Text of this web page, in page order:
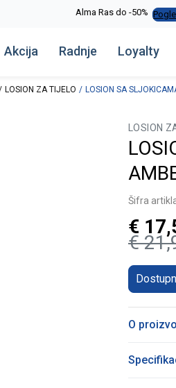
Alma Ras do -50% Pogledaj
Akcija Radnje Loyalty
LOSION ZA TIJELO LOSION SA
LOSION
Šifra
€
€
O